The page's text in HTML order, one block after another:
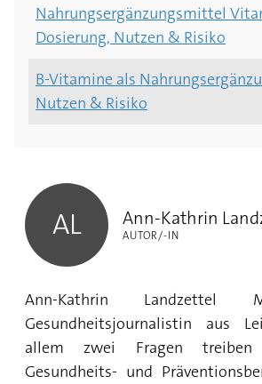
Nahrungsergänzungsmittel
Nahrungsergänzungsmittel:
NEM?
Nahrungsergänzungsmittel zum
funktioniert das?
Nahrungsergänzungsmittel
Dosierung, Nutzen & Risiko
B-Vitamine als
Nutzen & Risiko
AL Ann-Kathrin
AUTOR/-IN
Ann-Kathrin
Gesundheitsjournalistin aus
allem zwei Fragen
Gesundheits- und